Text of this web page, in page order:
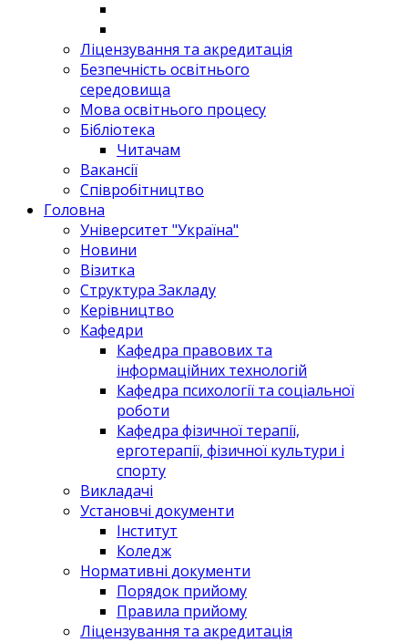
Ліцензування та акредитація
Безпечність освітнього
середовища
Мова освітнього процесу
Бібліотека
Читачам
Вакансії
Співробітництво
Головна
Університет "Україна"
Новини
Візитка
Структура Закладу
Керівництво
Кафедри
Кафедра правових та
інформаційних технологій
Кафедра психології та соціальної
роботи
Кафедра фізичної терапії,
ерготерапії, фізичної культури і
спорту
Викладачі
Установчі документи
Інститут
Коледж
Нормативні документи
Порядок прийому
Правила прийому
Ліцензування та акредитація